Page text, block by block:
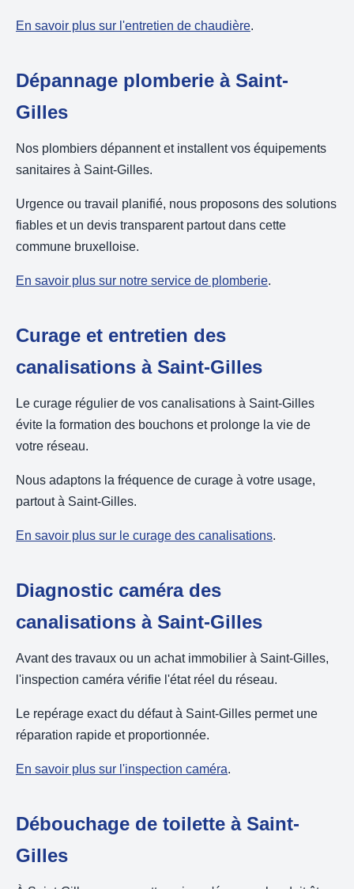
En savoir plus sur l'entretien de chaudière.
Dépannage plomberie à Saint-
Gilles
Nos plombiers dépannent et installent vos équipements
sanitaires à Saint-Gilles.
Urgence ou travail planifié, nous proposons des solutions
fiables et un devis transparent partout dans cette
commune bruxelloise.
En savoir plus sur notre service de plomberie.
Curage et entretien des
canalisations à Saint-Gilles
Le curage régulier de vos canalisations à Saint-Gilles
évite la formation des bouchons et prolonge la vie de
votre réseau.
Nous adaptons la fréquence de curage à votre usage,
partout à Saint-Gilles.
En savoir plus sur le curage des canalisations.
Diagnostic caméra des
canalisations à Saint-Gilles
Avant des travaux ou un achat immobilier à Saint-Gilles,
l'inspection caméra vérifie l'état réel du réseau.
Le repérage exact du défaut à Saint-Gilles permet une
réparation rapide et proportionnée.
En savoir plus sur l'inspection caméra.
Débouchage de toilette à Saint-
Gilles